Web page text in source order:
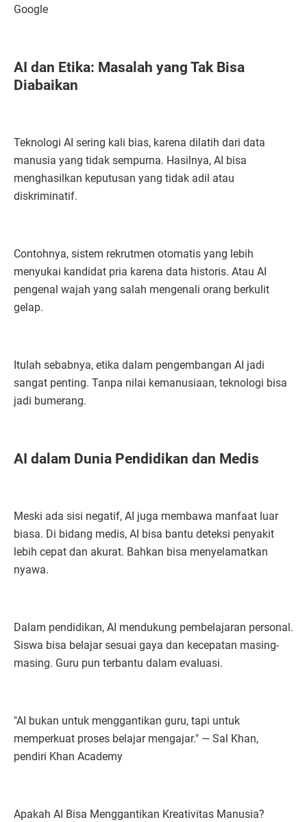
Google
AI dan Etika: Masalah yang Tak Bisa
Diabaikan
Teknologi AI sering kali bias, karena dilatih dari data
manusia yang tidak sempurna. Hasilnya, AI bisa
menghasilkan keputusan yang tidak adil atau
diskriminatif.
Contohnya, sistem rekrutmen otomatis yang lebih
menyukai kandidat pria karena data historis. Atau AI
pengenal wajah yang salah mengenali orang berkulit
gelap.
Itulah sebabnya, etika dalam pengembangan AI jadi
sangat penting. Tanpa nilai kemanusiaan, teknologi bisa
jadi bumerang.
AI dalam Dunia Pendidikan dan Medis
Meski ada sisi negatif, AI juga membawa manfaat luar
biasa. Di bidang medis, AI bisa bantu deteksi penyakit
lebih cepat dan akurat. Bahkan bisa menyelamatkan
nyawa.
Dalam pendidikan, AI mendukung pembelajaran personal.
Siswa bisa belajar sesuai gaya dan kecepatan masing-
masing. Guru pun terbantu dalam evaluasi.
"AI bukan untuk menggantikan guru, tapi untuk
memperkuat proses belajar mengajar." — Sal Khan,
pendiri Khan Academy
Apakah AI Bisa Menggantikan Kreativitas Manusia?